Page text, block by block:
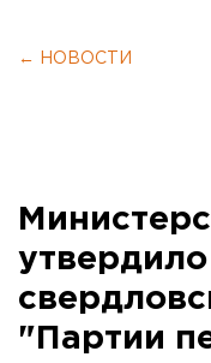
← НОВОСТИ
"Партии